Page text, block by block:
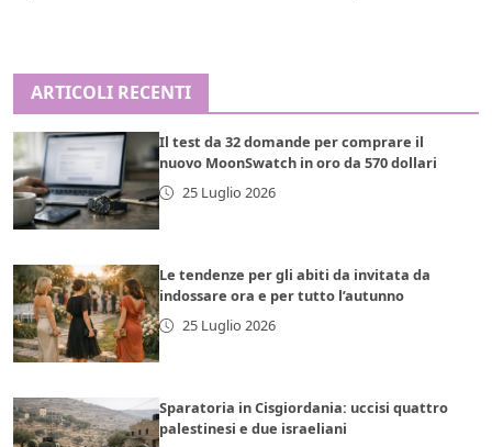
ARTICOLI RECENTI
Il test da 32 domande per comprare il
nuovo MoonSwatch in oro da 570 dollari
25 Luglio 2026
Le tendenze per gli abiti da invitata da
indossare ora e per tutto l’autunno
25 Luglio 2026
Sparatoria in Cisgiordania: uccisi quattro
palestinesi e due israeliani